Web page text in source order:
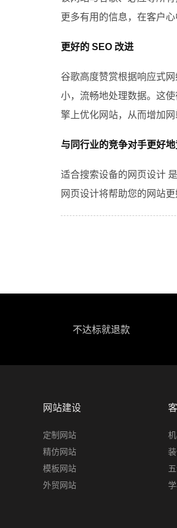
更多有用的信息，在客户
更好的 SEO 改进
谷歌高度赞赏根据响应式
小，流畅地处理数据。这
擎上优化网站，从而增加
与同行业的竞争对手更好
适合搜索设备的网页设计
网页设计将帮助您的网站
不达标就退款
网站建设
定制网站
精仿网站
模板网站
外贸网站